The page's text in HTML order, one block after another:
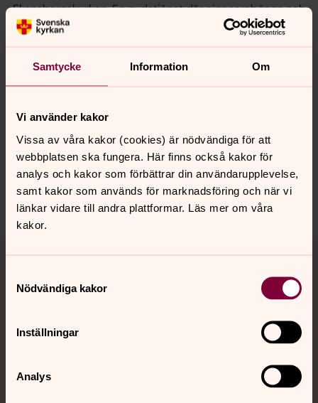
Samtycke Information Om
Vi använder kakor
Vissa av våra kakor (cookies) är nödvändiga för att
webbplatsen ska fungera. Här finns också kakor för
analys och kakor som förbättrar din användarupplevelse,
samt kakor som används för marknadsföring och när vi
länkar vidare till andra plattformar. Läs mer om våra
kakor.
Nödvändiga kakor
Inställningar
Analys
Ekensbergskyrkan. En gudstjänst där sinnesrobönen och
personligt vittnesbörd är bärande delar.
Synpunkter eller frågor på sidans
innehåll?
solna.forsamling@svenskakyrkan.se
Dela
Kalender